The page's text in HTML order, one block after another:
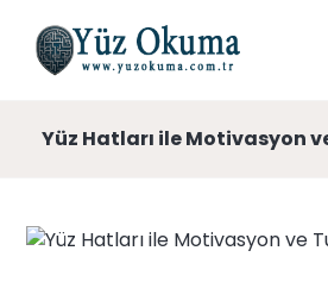
Yüz Hatları ile Motivasyon